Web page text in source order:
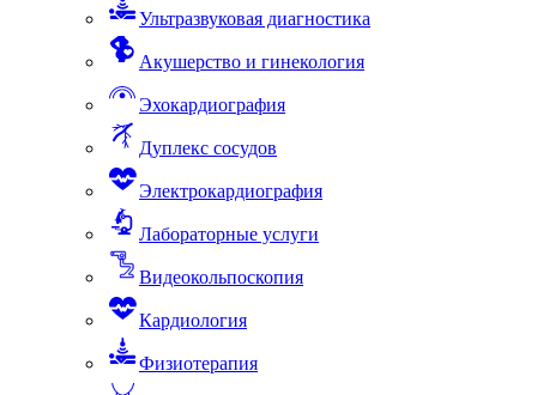
Ультразвуковая диагностика
Акушерство и гинекология
Эхокардиография
Дуплекс сосудов
Электрокардиография
Лабораторные услуги
Видеокольпоскопия
Кардиология
Физиотерапия